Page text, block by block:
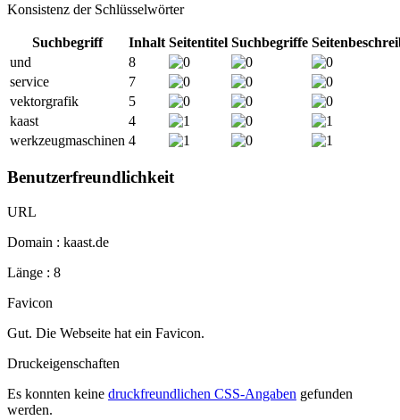
Konsistenz der Schlüsselwörter
Suchbegriff Inhalt Seitentitel Suchbegriffe
und
8
service
7
vektorgrafik
5
kaast
4
werkzeugmaschinen 4
Benutzerfreundlichkeit
URL
Domain : kaast.de
Länge : 8
Favicon
Gut. Die Webseite hat ein Favicon.
Druckeigenschaften
Es konnten keine druckfreundlichen CSS-Angaben gefunden
werden.